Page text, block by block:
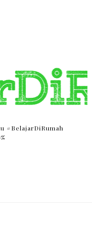
#BelajarDiRumah